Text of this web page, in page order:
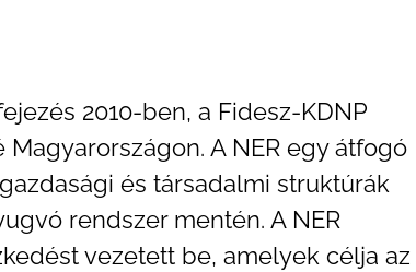
2010-ben, a Fidesz-KDNP
A NER egy átfogó
és társadalmi struktúrák
rendszer mentén. A NER
vezetett be, amelyek célja az